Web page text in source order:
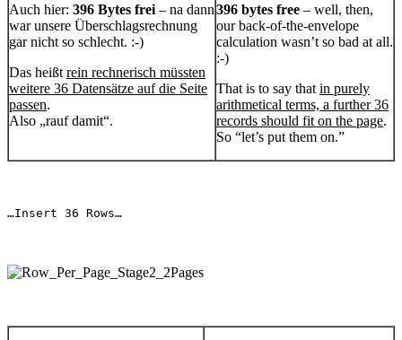
Auch hier: 396 Bytes frei – na dann
war unsere Überschlagsrechnung
gar nicht so schlecht. :-)
Das heißt rein rechnerisch müssten
weitere 36 Datensätze auf die Seite
passen.
Also „rauf damit“.
396 bytes free – well, then,
our back-of-the-envelope
calculation wasn’t so bad at all.
:-)
That is to say that in purely
arithmetical terms, a further 36
records should fit on the page.
So “let’s put them on.”
…Insert 36 Rows…